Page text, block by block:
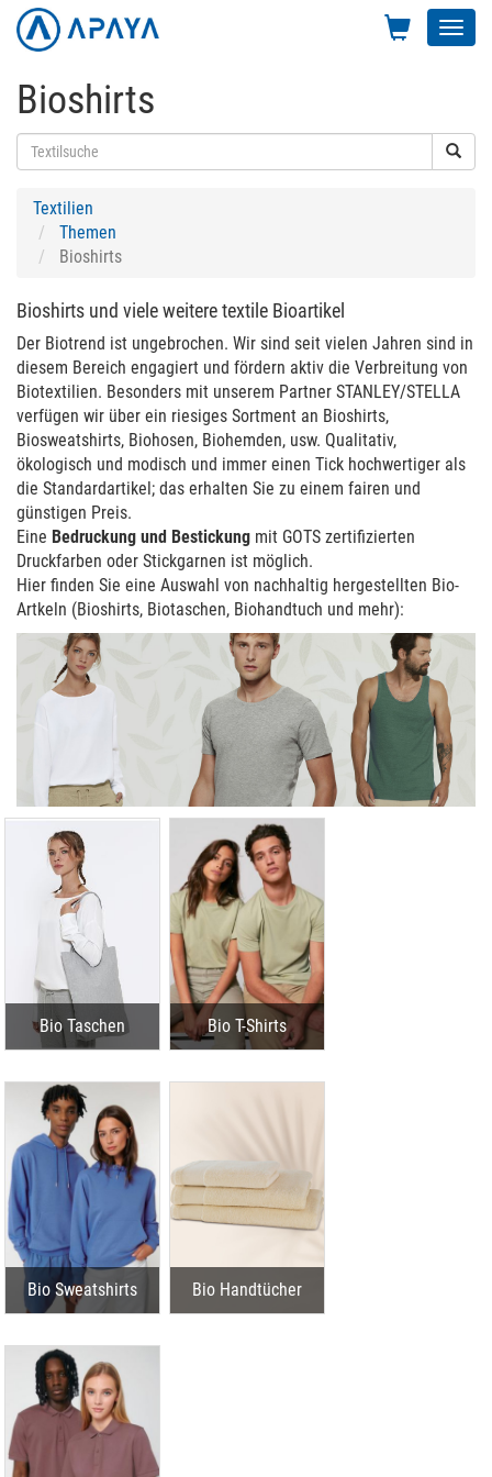
Bioshirts
Textilien
Themen
Bioshirts
Bioshirts und viele weitere textile Bioartikel
Der Biotrend ist ungebrochen. Wir sind seit vielen Jahren sind in
diesem Bereich engagiert und fördern aktiv die Verbreitung von
Biotextilien. Besonders mit unserem Partner STANLEY/STELLA
verfügen wir über ein riesiges Sortment an Bioshirts,
Biosweatshirts, Biohosen, Biohemden, usw. Qualitativ,
ökologisch und modisch und immer einen Tick hochwertiger als
die Standardartikel; das erhalten Sie zu einem fairen und
günstigen Preis.
Eine Bedruckung und Bestickung mit GOTS zertifizierten
Druckfarben oder Stickgarnen ist möglich.
Hier finden Sie eine Auswahl von nachhaltig hergestellten Bio-
Artkeln (Bioshirts, Biotaschen, Biohandtuch und mehr):
Bio Taschen Bio T-Shirts
Bio Sweatshirts Bio Handtücher